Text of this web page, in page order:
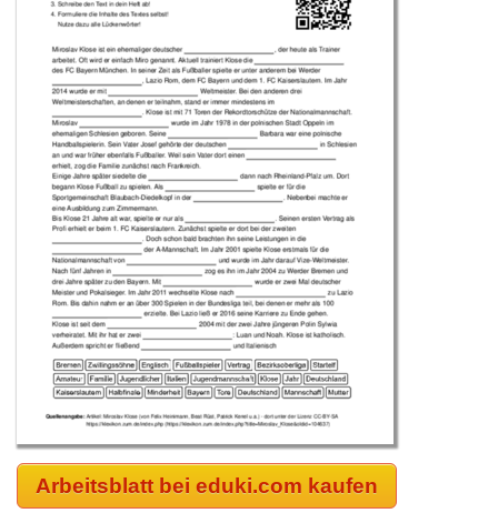
Arbeitsblatt bei eduki.com kaufen